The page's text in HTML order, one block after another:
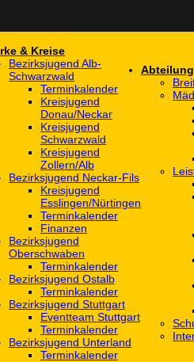
& Kreise
Bezirksjugend Alb-
Schwarzwald
Terminkalender
Kreisjugend
Donau/Neckar
Kreisjugend
Schwarzwald
Kreisjugend
Zollern/Alb
Bezirksjugend Neckar-Fils
Kreisjugend
‎Esslingen/Nürtingen
Terminkalender
Finanzen
Bezirksjugend
Oberschwaben
Terminkalender
Bezirksjugend Ostalb
Terminkalender
Bezirksjugend Stuttgart
‎Eventteam Stuttgart
Terminkalender
Bezirksjugend Unterland
Terminkalender